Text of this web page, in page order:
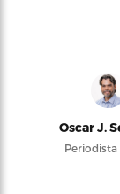
Oscar J.